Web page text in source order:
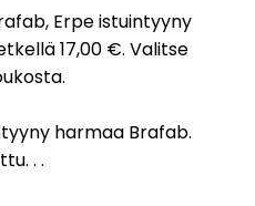
Erpe istuintyyny
17,00 €. Valitse
harmaa Brafab.
. .